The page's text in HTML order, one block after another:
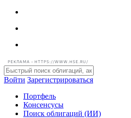
РЕКЛАМА • HTTPS://WWW.HSE.RU/
Войти Зарегистрироваться